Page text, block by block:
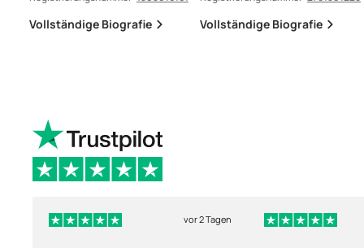
Vollständige Biografie Vollständige Biografie
vor 2 Tagen